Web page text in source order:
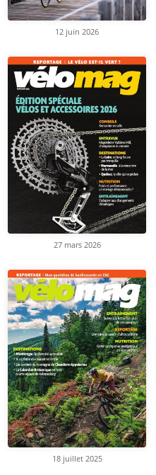
12 juin 2026
27 mars 2026
18 juillet 2025